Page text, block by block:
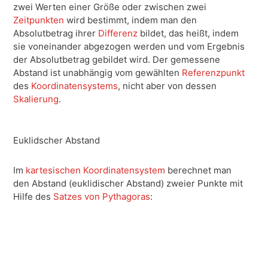
zwei Werten einer Größe oder zwischen zwei
Zeitpunkten wird bestimmt, indem man den
Absolutbetrag ihrer Differenz bildet, das heißt, indem
sie voneinander abgezogen werden und vom Ergebnis
der Absolutbetrag gebildet wird. Der gemessene
Abstand ist unabhängig vom gewählten Referenzpunkt
des Koordinatensystems, nicht aber von dessen
Skalierung.
Euklidscher Abstand
Im kartesischen Koordinatensystem berechnet man
den Abstand (euklidischer Abstand) zweier Punkte mit
Hilfe des Satzes von Pythagoras: